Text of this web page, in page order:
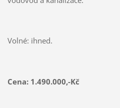
Volné: ihned.
Cena: 1.490.000,-Kč